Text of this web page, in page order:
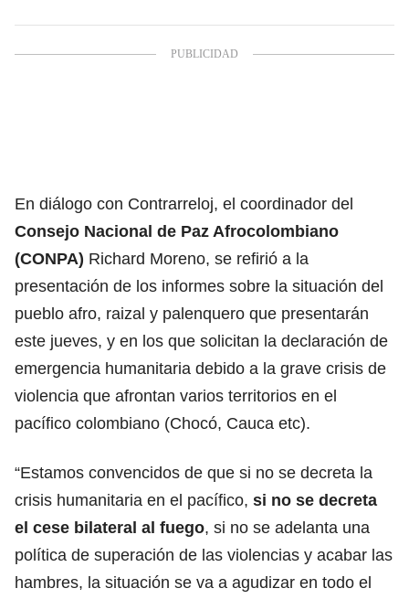
En diálogo con Contrarreloj, el coordinador del
Consejo Nacional de Paz Afrocolombiano
(CONPA) Richard Moreno, se refirió a la
presentación de los informes sobre la situación del
pueblo afro, raizal y palenquero que presentarán
este jueves, y en los que solicitan la declaración de
emergencia humanitaria debido a la grave crisis de
violencia que afrontan varios territorios en el
pacífico colombiano (Chocó, Cauca etc).
“Estamos convencidos de que si no se decreta la
crisis humanitaria en el pacífico, si no se decreta
el cese bilateral al fuego, si no se adelanta una
política de superación de las violencias y acabar las
hambres, la situación se va a agudizar en todo el